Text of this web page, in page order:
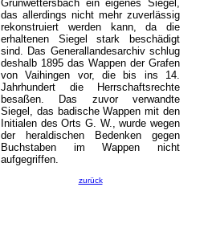
Grünwettersbach ein eigenes Siegel,
das allerdings nicht mehr zuverlässig
rekonstruiert werden kann, da die
erhaltenen Siegel stark beschädigt
sind. Das Generallandesarchiv schlug
deshalb 1895 das Wappen der Grafen
von Vaihingen vor, die bis ins 14.
Jahrhundert die Herrschaftsrechte
besaßen. Das zuvor verwandte
Siegel, das badische Wappen mit den
Initialen des Orts G. W., wurde wegen
der heraldischen Bedenken gegen
Buchstaben im Wappen nicht
aufgegriffen.
zurück